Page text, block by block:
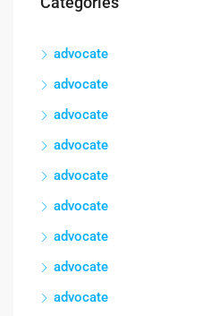
advocate
advocate
advocate
advocate
advocate
advocate
advocate
advocate
advocate